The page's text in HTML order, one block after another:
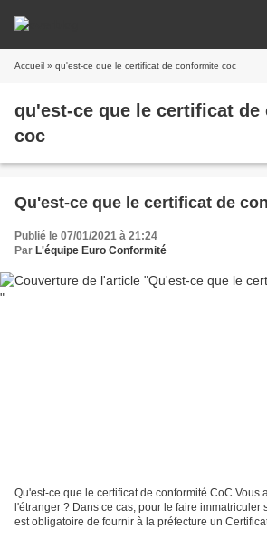
Accueil » qu'est-ce que le certificat de conformite coc
qu'est-ce que le certificat de
coc
Qu'est-ce que le certificat de
Publié le 07/01/2021 à 21:24
Par L'équipe Euro Conformité
Qu'est-ce que le certificat de conformité CoC Vous avez acheté un véhicule à
l'étranger ? Dans ce cas, pour le faire immatriculer
est obligatoire de fournir à la préfecture un